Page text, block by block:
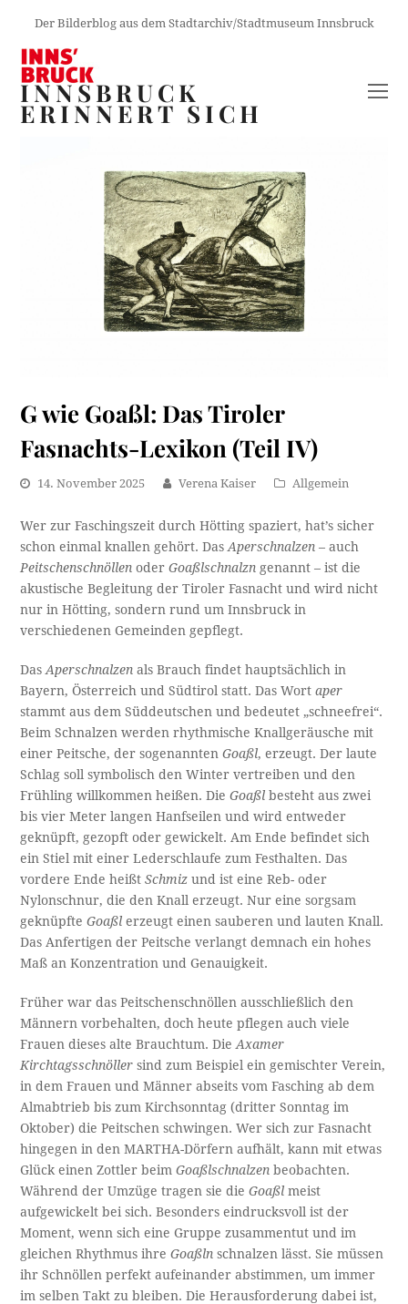
Der Bilderblog aus dem Stadtarchiv/Stadtmuseum Innsbruck
INNSBRUCK
ERINNERT SICH
G wie Goaßl: Das Tiroler
Fasnachts-Lexikon (Teil IV)
14. November 2025 Verena Kaiser Allgemein
Wer zur Faschingszeit durch Hötting spaziert, hat’s sicher
schon einmal knallen gehört. DasAperschnalzen– auch
PeitschenschnöllenoderGoaßlschnalzn genannt – ist die
akustische Begleitung der Tiroler Fasnacht und wird nicht
nur in Hötting, sondern rund um Innsbruck in
verschiedenen Gemeinden gepflegt.
DasAperschnalzen als Brauch findet hauptsächlich in
Bayern, Österreich und Südtirol statt. Das Wortaper
stammt aus dem Süddeutschen und bedeutet „schneefrei“.
Beim Schnalzen werden rhythmische Knallgeräusche mit
einer Peitsche, der sogenanntenGoaßl, erzeugt. Der laute
Schlag soll symbolisch den Winter vertreiben und den
Frühling willkommen heißen. DieGoaßlbesteht aus zwei
bis vier Meter langen Hanfseilen und wird entweder
geknüpft, gezopft oder gewickelt. Am Ende befindet sich
ein Stiel mit einer Lederschlaufe zum Festhalten. Das
vordere Ende heißtSchmiz und ist eine Reb- oder
Nylonschnur, die den Knall erzeugt. Nur eine sorgsam
geknüpfteGoaßlerzeugt einen sauberen und lauten Knall.
Das Anfertigen der Peitsche verlangt demnach ein hohes
Maß an Konzentration und Genauigkeit.
Früher war das Peitschenschnöllen ausschließlich den
Männern vorbehalten, doch heute pflegen auch viele
Frauen dieses alte Brauchtum. DieAxamer
Kirchtagsschnöller sind zum Beispiel ein gemischter Verein,
in dem Frauen und Männer abseits vom Fasching ab dem
Almabtrieb bis zum Kirchsonntag (dritter Sonntag im
Oktober) die Peitschen schwingen. Wer sich zur Fasnacht
hingegen in den MARTHA-Dörfern aufhält, kann mit etwas
Glück einen Zottler beimGoaßlschnalzen beobachten.
Während der Umzüge tragen sie die Goaßl meist
aufgewickelt bei sich. Besonders eindrucksvoll ist der
Moment, wenn sich eine Gruppe zusammentut und im
gleichen Rhythmus ihreGoaßlnschnalzen lässt. Sie müssen
ihr Schnöllen perfekt aufeinander abstimmen, um immer
im selben Takt zu bleiben. Die Herausforderung dabei ist,